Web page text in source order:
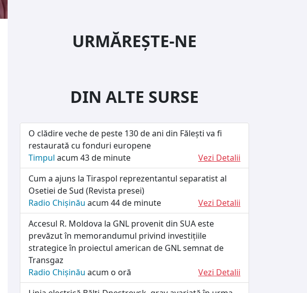
URMĂREȘTE-NE
DIN ALTE SURSE
O clădire veche de peste 130 de ani din Fălești va fi
restaurată cu fonduri europene
Timpul acum 43 de minute
Vezi Detalii
Cum a ajuns la Tiraspol reprezentantul separatist al
Osetiei de Sud (Revista presei)
Radio Chișinău acum 44 de minute
Vezi Detalii
Accesul R. Moldova la GNL provenit din SUA este
prevăzut în memorandumul privind investițiile
strategice în proiectul american de GNL semnat de
Transgaz
Radio Chișinău acum o oră
Vezi Detalii